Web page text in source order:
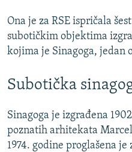
Ona je za RSE ispričala
subotičkim objektima
kojima je Sinagoga, jedan
Subotička
Sinagoga je izgrađena
poznatih arhitekata
1974. godine proglašena